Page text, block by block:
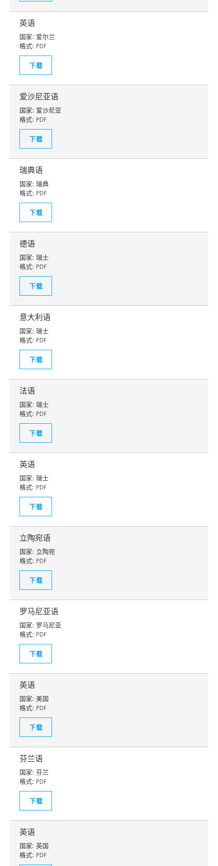
英语
国家: 爱尔兰
格式: PDF
下载
爱沙尼亚语
国家: 爱沙尼亚
格式: PDF
下载
瑞典语
国家: 瑞典
格式: PDF
下载
德语
国家: 瑞士
格式: PDF
下载
意大利语
国家: 瑞士
格式: PDF
下载
法语
国家: 瑞士
格式: PDF
下载
英语
国家: 瑞士
格式: PDF
下载
立陶宛语
国家: 立陶宛
格式: PDF
下载
罗马尼亚语
国家: 罗马尼亚
格式: PDF
下载
英语
国家: 美国
格式: PDF
下载
芬兰语
国家: 芬兰
格式: PDF
下载
英语
国家: 英国
格式: PDF